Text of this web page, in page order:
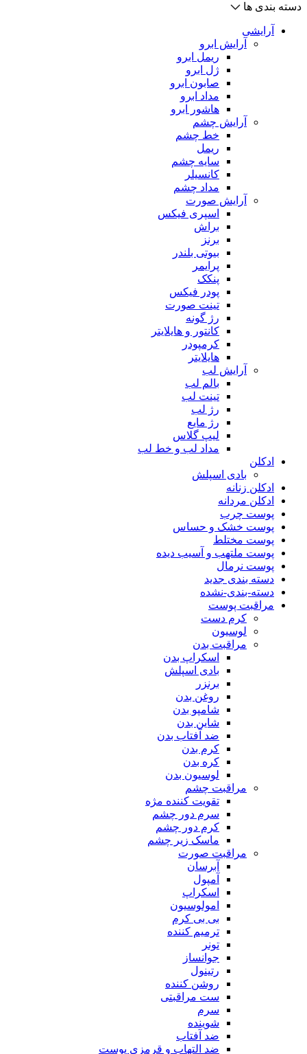
دسته بندی ها
آرایشی
آرایش ابرو
ریمل ابرو
ژل ابرو
صابون ابرو
مداد ابرو
هاشور ابرو
آرایش چشم
خط چشم
ریمل
سایه چشم
کانسیلر
مداد چشم
آرایش صورت
اسپری فیکس
براش
برنز
بیوتی بلندر
پرایمر
پنکک
پودر فیکس
تینت صورت
رژ گونه
کانتور و هایلایتر
کرمپودر
هایلایتر
آرایش لب
بالم لب
تینت لب
رژ لب
رژ مایع
لیپ گلاس
مداد لب و خط لب
ادکلن
بادی اسپلش
ادکلن زنانه
ادکلن مردانه
پوست چرب
پوست خشک و حساس
پوست مختلط
پوست ملتهب و آسیب دیده
پوست نرمال
دسته بندی جدید
دسته-بندی-نشده
مراقبت پوست
کرم دست
لوسیون
مراقبت بدن
اسکراپ بدن
بادی اسپلش
برنزر
روغن بدن
شامپو بدن
شاین بدن
ضد آفتاب بدن
کرم بدن
کره بدن
لوسیون بدن
مراقبت چشم
تقویت کننده مژه
سرم دور چشم
کرم دور چشم
ماسک زیر چشم
مراقبت صورت
آبرسان
آمپول
اسکراپ
امولوسیون
بی بی کرم
ترمیم کننده
تونر
جوانساز
رتینول
روشن کننده
ست مراقبتی
سرم
شوینده
ضد آفتاب
ضد التهاب و قرمزی پوست